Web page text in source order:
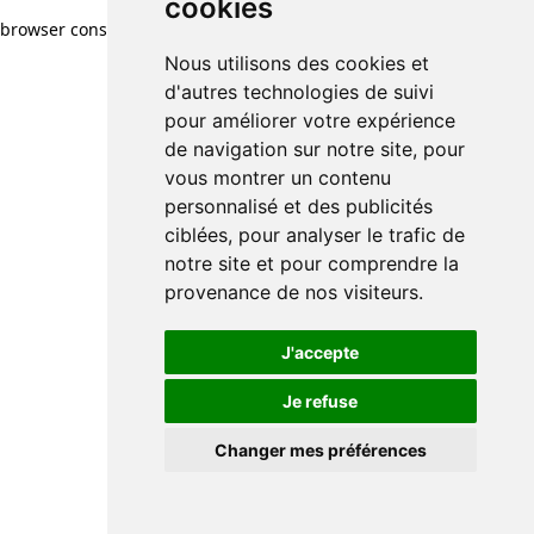
cookies
Nous utilisons des cookies et
d'autres technologies de suivi
pour améliorer votre expérience
de navigation sur notre site, pour
vous montrer un contenu
personnalisé et des publicités
ciblées, pour analyser le trafic de
notre site et pour comprendre la
provenance de nos visiteurs.
J'accepte
Je refuse
Changer mes préférences
browser console for more information)